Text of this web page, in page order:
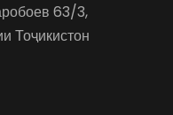
63/3,
Тоҷикистон